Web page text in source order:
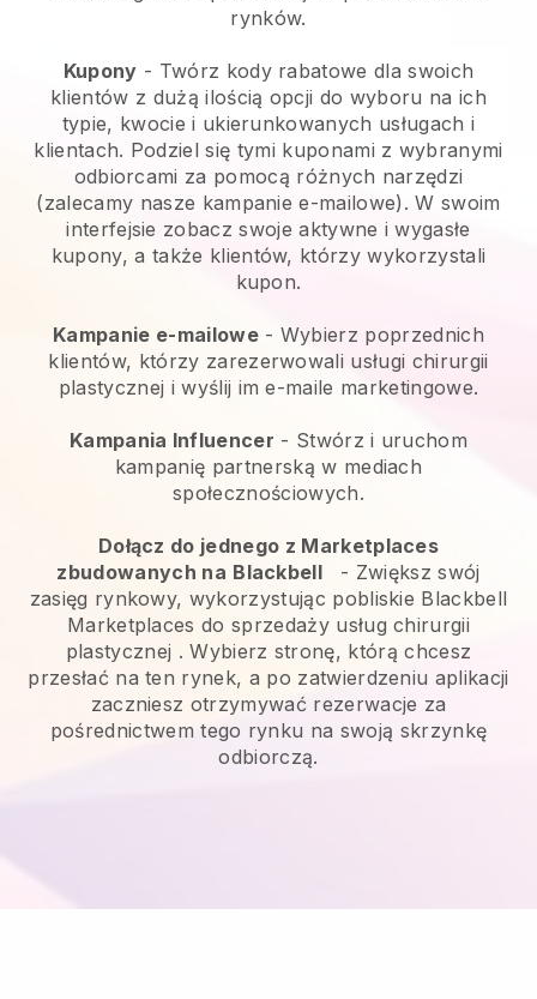
rynków.
Kupony - Twórz kody rabatowe dla swoich
klientów z dużą ilością opcji do wyboru na ich
typie, kwocie i ukierunkowanych usługach i
klientach. Podziel się tymi kuponami z wybranymi
odbiorcami za pomocą różnych narzędzi
(zalecamy nasze kampanie e-mailowe). W swoim
interfejsie zobacz swoje aktywne i wygasłe
kupony, a także klientów, którzy wykorzystali
kupon.
Kampanie e-mailowe- Wybierz poprzednich
klientów, którzy zarezerwowali usługi chirurgii
plastycznej i wyślij im e-maile marketingowe.
Kampania Influencer - Stwórz i uruchom
kampanię partnerską w mediach
społecznościowych.
Dołącz do jednego z Marketplaces
zbudowanych na Blackbell - Zwiększ swój
zasięg rynkowy, wykorzystując pobliskie Blackbell
Marketplaces do sprzedaży usług chirurgii
plastycznej . Wybierz stronę, którą chcesz
przesłać na ten rynek, a po zatwierdzeniu aplikacji
zaczniesz otrzymywać rezerwacje za
pośrednictwem tego rynku na swoją skrzynkę
odbiorczą.